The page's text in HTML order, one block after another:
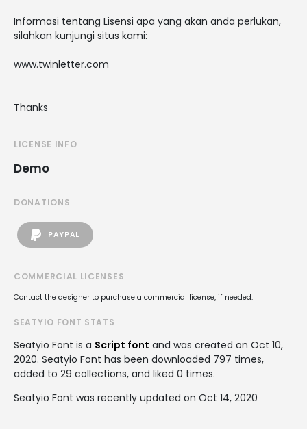
Informasi tentang Lisensi apa yang akan anda perlukan,
silahkan kunjungi situs kami:
www.twinletter.com
Thanks
LICENSE INFO
Demo
DONATIONS
PAYPAL
COMMERCIAL LICENSES
Contact the designer to purchase a commercial license, if needed.
SEATYIO FONT STATS
Seatyio Font is a Script font and was created on Oct 10,
2020. Seatyio Font has been downloaded 797 times,
added to 29 collections, and liked 0 times.
Seatyio Font was recently updated on Oct 14, 2020